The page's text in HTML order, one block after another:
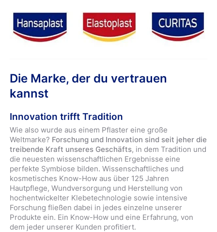
Die Marke, der du vertrauen
kannst
Innovation trifft Tradition
Wie also wurde aus einem Pflaster eine große
Weltmarke? Forschung und Innovation sind seit jeher die
treibende Kraft unseres Geschäfts, in dem Tradition und
die neuesten wissenschaftlichen Ergebnisse eine
perfekte Symbiose bilden. Wissenschaftliches und
kosmetisches Know-How aus über 125 Jahren
Hautpflege, Wundversorgung und Herstellung von
hochentwickelter Klebetechnologie sowie intensive
Forschung fließen dabei in jedes einzelne unserer
Produkte ein. Ein Know-How und eine Erfahrung, von
dem jeder unserer Kunden profitiert.